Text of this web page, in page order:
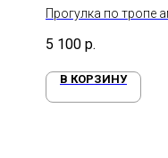
Прогулка по тропе
5 100 р.
В КОРЗИНУ